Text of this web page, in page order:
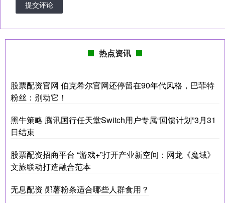
提交评论
热点资讯
股票配资官网 伯克希尔官网还停留在90年代风格，巴菲特
粉丝：别动它！
黑牛策略 腾讯国行任天堂Switch用户专属“回馈计划”3月31
日结束
股票配资招商平台 “游戏+”打开产业新空间：网龙《魔域》
文旅联动打造融合范本
无息配资 郧薯粉条适合哪些人群食用？